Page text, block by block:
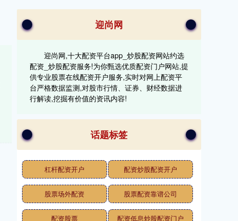
迎尚网
迎尚网,十大配资平台app_炒股配资网站约选
配资_炒股配资服务!为你甄选优质配资门户网站,提
供专业股票在线配资开户服务,实时对网上配资平
台严格数据监测,对股市行情、证券、财经数据进
行解读,挖掘有价值的资讯内容!
话题标签
杠杆配资开户 配资炒股配资开户
股票场外配资 股票配资靠谱公司
配资股票 配资低息炒股配资门户